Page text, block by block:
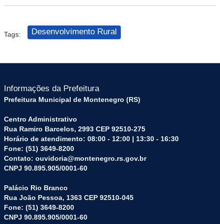
Tags: Desenvolvimento Rural
Informações da Prefeitura
Prefeitura Municipal de Montenegro (RS)
Centro Administrativo
Rua Ramiro Barcelos, 2993 CEP 92510-275
Horário de atendimento: 08:00 - 12:00 | 13:30 - 16:30
Fone: (51) 3649-8200
Contato: ouvidoria@montenegro.rs.gov.br
CNPJ 90.895.905/0001-60
Palácio Rio Branco
Rua João Pessoa, 1363 CEP 92510-045
Fone: (51) 3649-8200
CNPJ 90.895.905/0001-60